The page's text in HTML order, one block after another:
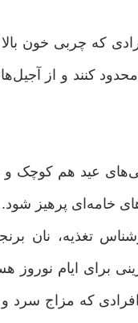
که چربی خون بالا
کنند و از
عید هم کوچک و
خامه‌ای پرهیز شود.
تغذیه، نان
برای ایام نوروز
که مزاج